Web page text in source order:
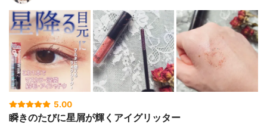
5.00
瞬きのたびに星屑が輝くアイグリッター